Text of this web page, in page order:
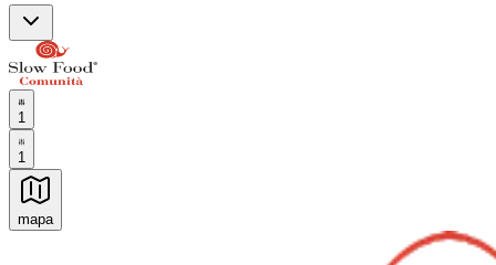
1
1
mapa
Experiencias culinarias inolvidables: Experiencias